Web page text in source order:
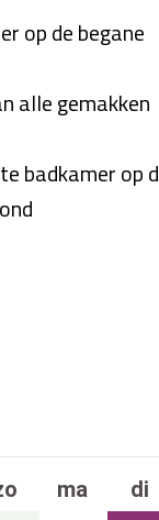
op de begane
alle gemakken
badkamer op
ma di